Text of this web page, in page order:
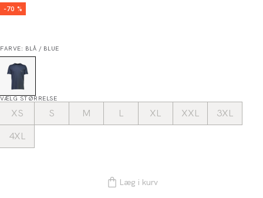
-70 %
FARVE: BLÅ / BLUE
VÆLG STØRRELSE
XS S M L XL XXL
3XL
4XL
Læg i kurv